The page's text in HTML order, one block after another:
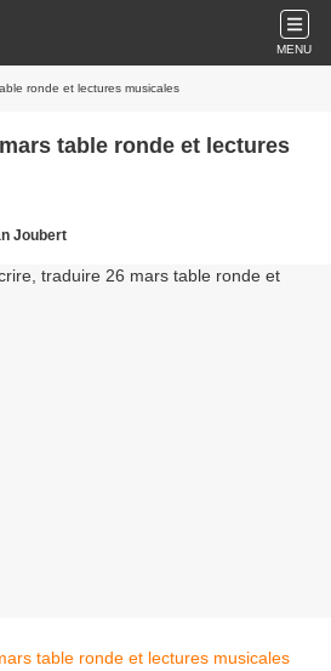
MENU
ronde et lectures musicales
Joubert